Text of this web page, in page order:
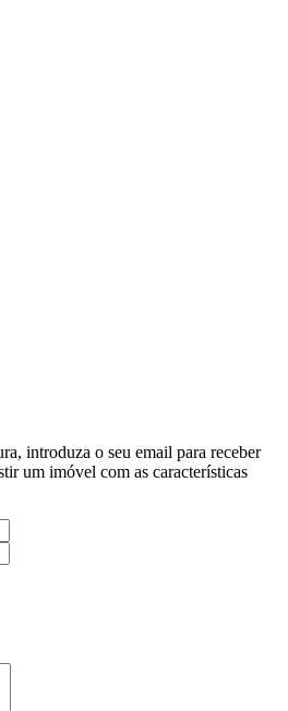
introduza o seu email para receber
um imóvel com as características